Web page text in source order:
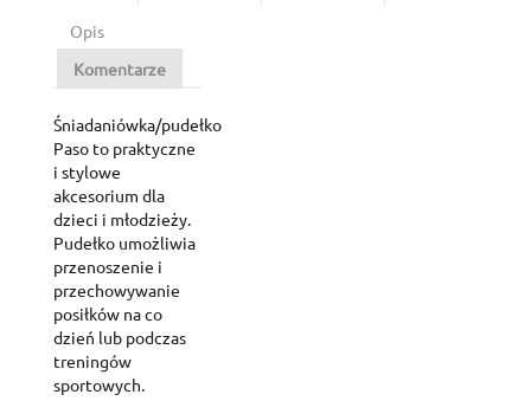
Opis
Komentarze
Śniadaniówka/pudełko
Paso to praktyczne
i stylowe
akcesorium dla
dzieci i młodzieży.
Pudełko umożliwia
przenoszenie i
przechowywanie
posiłków na co
dzień lub podczas
treningów
sportowych.